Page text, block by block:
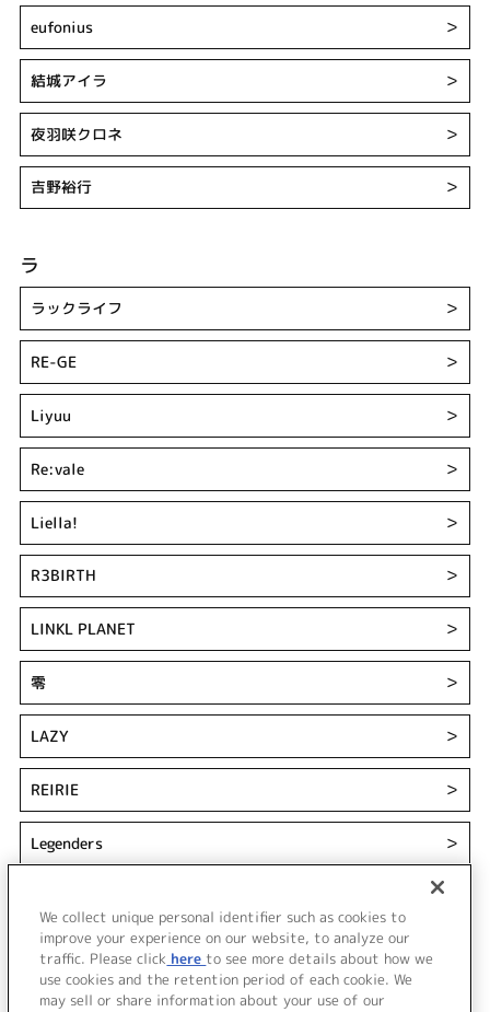
eufonius ＞
結城アイラ ＞
夜羽咲クロネ ＞
吉野裕行 ＞
ラ
ラックライフ ＞
RE-GE ＞
Liyuu ＞
Re:vale ＞
Liella! ＞
R3BIRTH ＞
LINKL PLANET ＞
零 ＞
LAZY ＞
REIRIE ＞
Legenders ＞
れるりり
We collect unique personal identifier such as cookies to
improve your experience on our website, to analyze our
traffic. Please click here to see more details about how we
use cookies and the retention period of each cookie. We
may sell or share information about your use of our